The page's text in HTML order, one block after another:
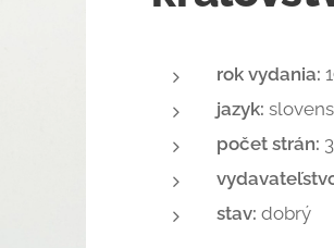
rok vydania:
jazyk:
počet strán:
stav: dobrý